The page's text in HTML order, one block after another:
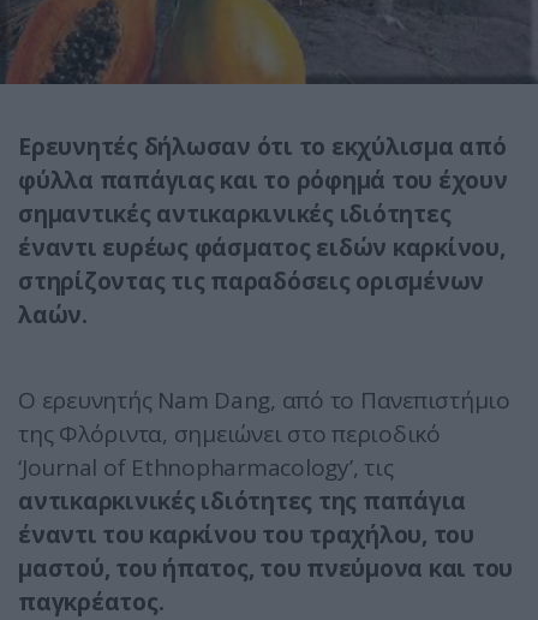
Ερευνητές δήλωσαν ότι το εκχύλισμα από
φύλλα παπάγιας και το ρόφημά του έχουν
σημαντικές αντικαρκινικές ιδιότητες
έναντι ευρέως φάσματος ειδών καρκίνου,
στηρίζοντας τις παραδόσεις ορισμένων
λαών.
Ο ερευνητής Nam Dang, από το Πανεπιστήμιο
της Φλόριντα, σημειώνει στο περιοδικό
‘Journal of Ethnopharmacology’, τις
αντικαρκινικές ιδιότητες της παπάγια
έναντι του καρκίνου του τραχήλου, του
μαστού, του ήπατος, του πνεύμονα και του
παγκρέατος.